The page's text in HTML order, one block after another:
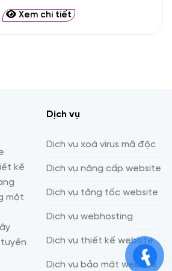
Xem chi tiết
kế
một
Dịch vụ
Dịch vụ xoá virus mã độc
Dịch vụ nâng cấp website
Dịch vụ tăng tốc website
Dịch vụ webhosting
Dịch vụ thiết kế website
Dịch vụ bảo mật website